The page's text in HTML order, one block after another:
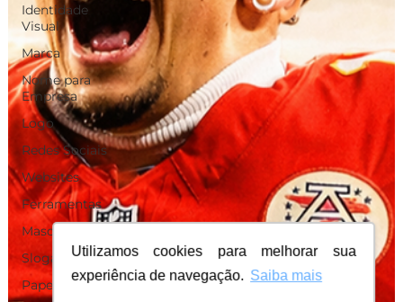
Utilizamos cookies para melhorar sua
experiência de navegação. Saiba mais
Identidade
Visual
Marca
Nome para
Empresa
Logo
Redes Sociais
Websites
Ferramentas
Mascotes
Slogan
Papelaria